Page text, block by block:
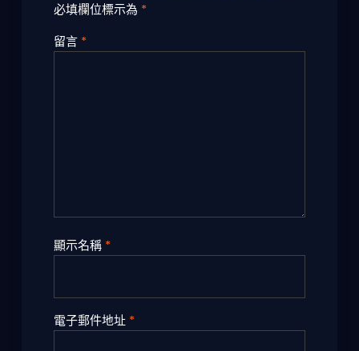
必填欄位標示為 *
留言 *
顯示名稱 *
電子郵件地址 *